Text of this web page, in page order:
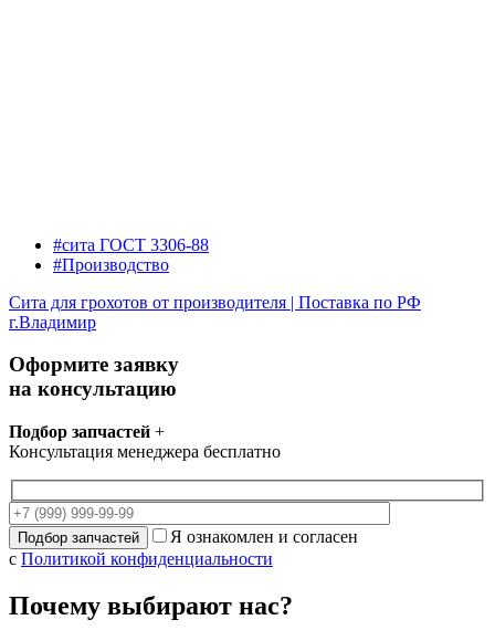
#сита ГОСТ 3306-88
#Производство
Сита для грохотов от производителя | Поставка по РФ
г.Владимир
Оформите заявку
на консультацию
Подбор запчастей +
Консультация менеджера бесплатно
Я ознакомлен и согласен
с Политикой конфиденциальности
Почему выбирают нас?